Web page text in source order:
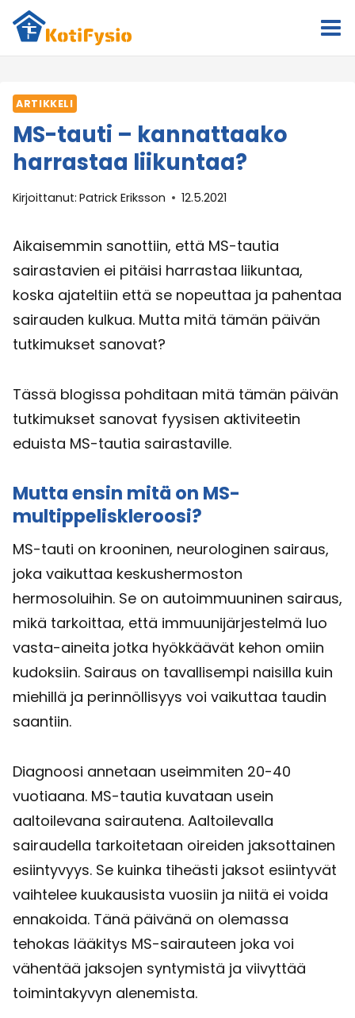
Siirry
sisältöön
ARTIKKELI
MS-tauti – kannattaako
harrastaa liikuntaa?
Kirjoittanut: Patrick Eriksson 12.5.2021
Aikaisemmin sanottiin, että MS-tautia
sairastavien ei pitäisi harrastaa liikuntaa,
koska ajateltiin että se nopeuttaa ja pahentaa
sairauden kulkua. Mutta mitä tämän päivän
tutkimukset sanovat?
Tässä blogissa pohditaan mitä tämän päivän
tutkimukset sanovat fyysisen aktiviteetin
eduista MS-tautia sairastaville.
Mutta ensin mitä on MS-
multippeliskleroosi?
MS-tauti on krooninen, neurologinen sairaus,
joka vaikuttaa keskushermoston
hermosoluihin. Se on autoimmuuninen sairaus,
mikä tarkoittaa, että immuunijärjestelmä luo
vasta-aineita jotka hyökkäävät kehon omiin
kudoksiin. Sairaus on tavallisempi naisilla kuin
miehillä ja perinnöllisyys voi vaikuttaa taudin
saantiin.
Diagnoosi annetaan useimmiten 20-40
vuotiaana. MS-tautia kuvataan usein
aaltoilevana sairautena. Aaltoilevalla
sairaudella tarkoitetaan oireiden jaksottainen
esiintyvyys. Se kuinka tiheästi jaksot esiintyvät
vaihtelee kuukausista vuosiin ja niitä ei voida
ennakoida. Tänä päivänä on olemassa
tehokas lääkitys MS-sairauteen joka voi
vähentää jaksojen syntymistä ja viivyttää
toimintakyvyn alenemista.